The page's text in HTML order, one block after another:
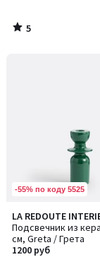
5
/
-55% по коду 5525
LA REDOUTE
Подсвечник из
см, Greta / Грета
1200 руб
4,3
/ 5